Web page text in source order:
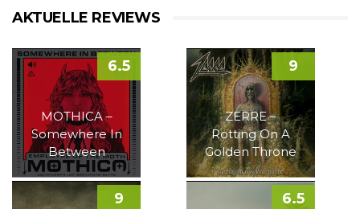
AKTUELLE REVIEWS
MOTHICA –
Somewhere In
Between
6.5
ZERRE –
Rotting On A
Golden Throne
9
9 6.5